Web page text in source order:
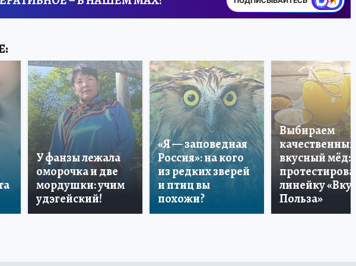
У фанзы лежала
оморочка и две
мордушки: учим
удэгейский!
«Я — заповедная
Россия»: на кого
из редких зверей
и птиц вы
похожи?
Выбираем
качественный
вкусный мёд:
линейку «Вкус
Польза»